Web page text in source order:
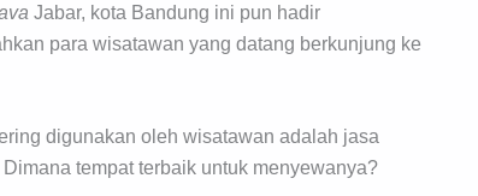
Jabar, kota Bandung ini pun hadir
para wisatawan yang datang berkunjung ke
digunakan oleh wisatawan adalah jasa
tempat terbaik untuk menyewanya?